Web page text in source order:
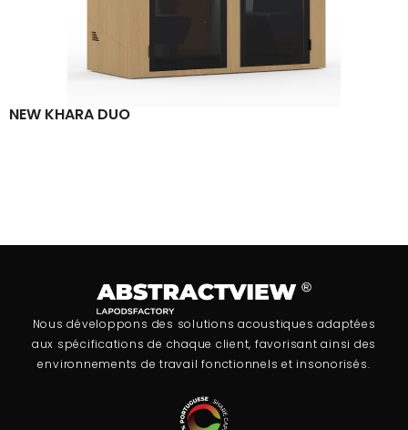
NEW KHARA DUO
Nous développons des solutions acoustiques adaptées
aux spécifications de chaque client, favorisant ainsi des
environnements de travail fonctionnels et insonorisés.